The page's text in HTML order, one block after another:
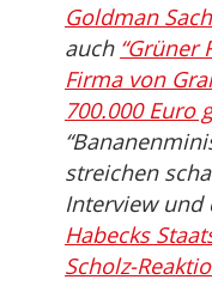
Goldman
auch “Grüner
Firma von
700.000 Euro
streichen
Interview und
Habecks
Scholz-